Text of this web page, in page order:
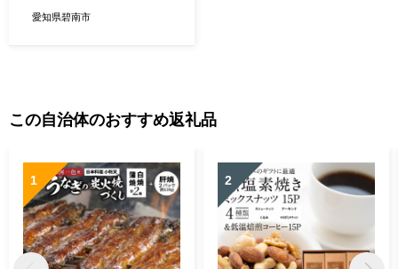
愛知県碧南市
この自治体のおすすめ返礼品
1 2